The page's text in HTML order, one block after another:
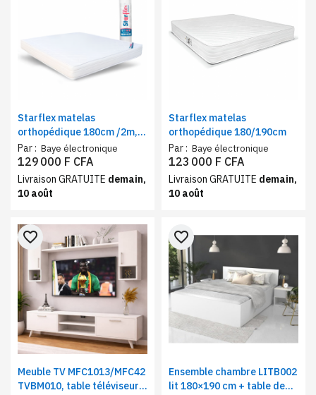
Starflex matelas
orthopédique 180cm /2m,
Confort Ferme
Par : Baye électronique
129 000 F CFA
Livraison GRATUITE demain,
10 août
Starflex matelas
orthopédique 180/190cm
Par : Baye électronique
123 000 F CFA
Livraison GRATUITE demain,
10 août
Meuble TV MFC1013/MFC42
TVBM010, table téléviseur
favorite_border
Ensemble chambre LITB002
lit 180×190 cm + table de
favorite_border